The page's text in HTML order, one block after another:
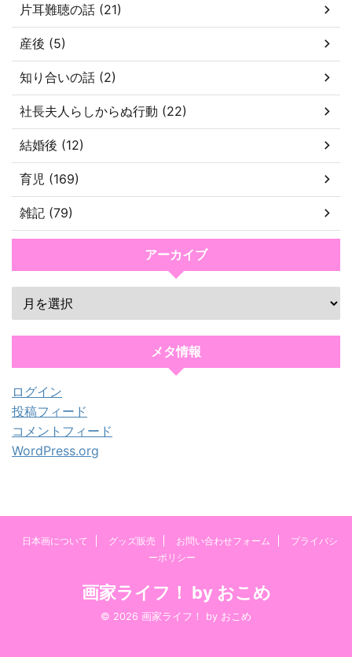
片耳難聴の話 (21)
産後 (5)
知り合いの話 (2)
社長夫人らしからぬ行動 (22)
結婚後 (12)
育児 (169)
雑記 (79)
アーカイブ
メタ情報
ログイン
投稿フィード
コメントフィード
WordPress.org
日本画について グッズ販売 お問い合わせフォーム
プライバシ
ーポリシー
画家ライフ！ by おこめ
© 2026 画家ライフ！ by おこめ